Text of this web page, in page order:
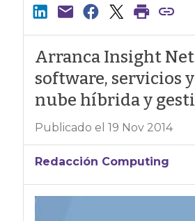
Arranca Insight
software, servicios
nube híbrida y
Publicado el 19 Nov 2014
Redacción Computing